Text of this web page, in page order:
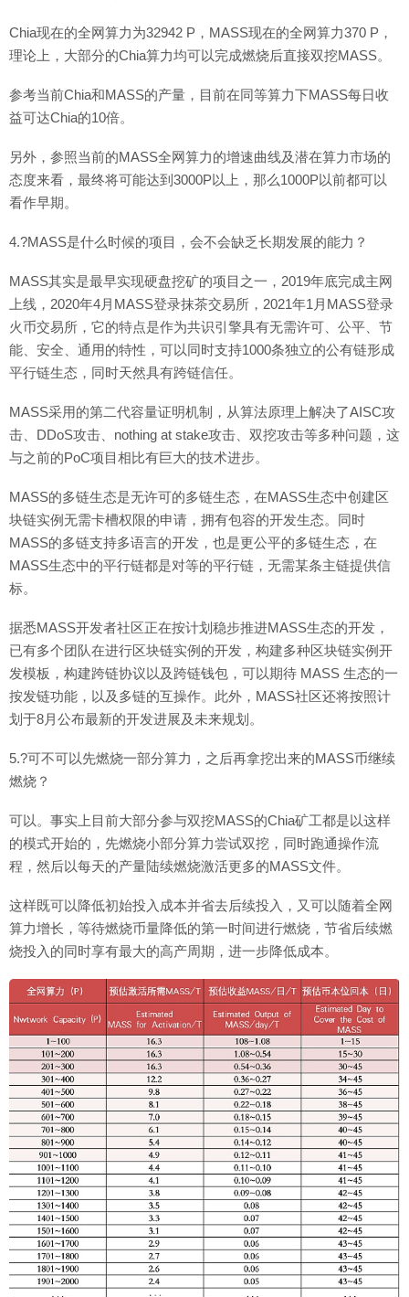
Chia现在的全网算力为32942 P，MASS现在的全网算力370 P，
理论上，大部分的Chia算力均可以完成燃烧后直接双挖MASS。
参考当前Chia和MASS的产量，目前在同等算力下MASS每日收
益可达Chia的10倍。
另外，参照当前的MASS全网算力的增速曲线及潜在算力市场的
态度来看，最终将可能达到3000P以上，那么1000P以前都可以
看作早期。
4.?MASS是什么时候的项目，会不会缺乏长期发展的能力？
MASS其实是最早实现硬盘挖矿的项目之一，2019年底完成主网
上线，2020年4月MASS登录抹茶交易所，2021年1月MASS登录
火币交易所，它的特点是作为共识引擎具有无需许可、公平、节
能、安全、通用的特性，可以同时支持1000条独立的公有链形成
平行链生态，同时天然具有跨链信任。
MASS采用的第二代容量证明机制，从算法原理上解决了AISC攻
击、DDoS攻击、nothing at stake攻击、双挖攻击等多种问题，这
与之前的PoC项目相比有巨大的技术进步。
MASS的多链生态是无许可的多链生态，在MASS生态中创建区
块链实例无需卡槽权限的申请，拥有包容的开发生态。同时
MASS的多链支持多语言的开发，也是更公平的多链生态，在
MASS生态中的平行链都是对等的平行链，无需某条主链提供信
标。
据悉MASS开发者社区正在按计划稳步推进MASS生态的开发，
已有多个团队在进行区块链实例的开发，构建多种区块链实例开
发模板，构建跨链协议以及跨链钱包，可以期待 MASS 生态的一
按发链功能，以及多链的互操作。此外，MASS社区还将按照计
划于8月公布最新的开发进展及未来规划。
5.?可不可以先燃烧一部分算力，之后再拿挖出来的MASS币继续
燃烧？
可以。事实上目前大部分参与双挖MASS的Chia矿工都是以这样
的模式开始的，先燃烧小部分算力尝试双挖，同时跑通操作流
程，然后以每天的产量陆续燃烧激活更多的MASS文件。
这样既可以降低初始投入成本并省去后续投入，又可以随着全网
算力增长，等待燃烧币量降低的第一时间进行燃烧，节省后续燃
烧投入的同时享有最大的高产周期，进一步降低成本。